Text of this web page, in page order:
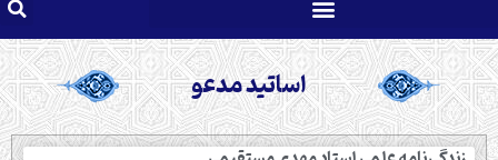
اساتید مدعو